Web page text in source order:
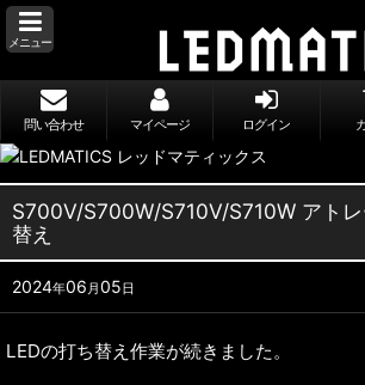
メニュー
問い合わせ マイページ ログイン
S700V/S700W/S710V/S710W アトレ
替え
2024年06 月05日
LEDの打ち替え作業が続きました。